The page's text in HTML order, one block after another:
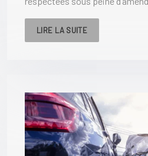
LIRE LA SUITE